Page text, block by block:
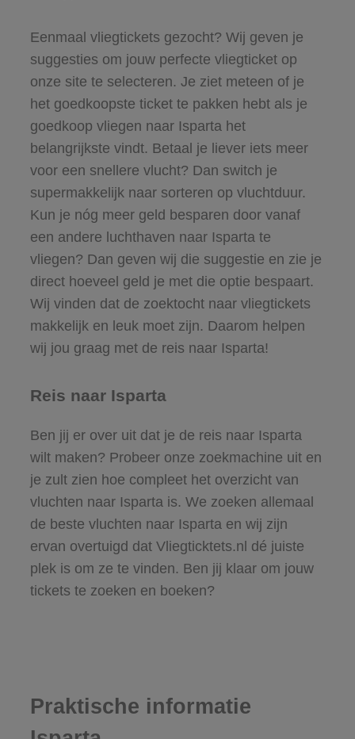
Eenmaal vliegtickets gezocht? Wij geven je
suggesties om jouw perfecte vliegticket op
onze site te selecteren. Je ziet meteen of je
het goedkoopste ticket te pakken hebt als je
goedkoop vliegen naar Isparta het
belangrijkste vindt. Betaal je liever iets meer
voor een snellere vlucht? Dan switch je
supermakkelijk naar sorteren op vluchtduur.
Kun je nóg meer geld besparen door vanaf
een andere luchthaven naar Isparta te
vliegen? Dan geven wij die suggestie en zie je
direct hoeveel geld je met die optie bespaart.
Wij vinden dat de zoektocht naar vliegtickets
makkelijk en leuk moet zijn. Daarom helpen
wij jou graag met de reis naar Isparta!
Reis naar Isparta
Ben jij er over uit dat je de reis naar Isparta
wilt maken? Probeer onze zoekmachine uit en
je zult zien hoe compleet het overzicht van
vluchten naar Isparta is. We zoeken allemaal
de beste vluchten naar Isparta en wij zijn
ervan overtuigd dat Vliegticktets.nl dé juiste
plek is om ze te vinden. Ben jij klaar om jouw
tickets te zoeken en boeken?
Praktische informatie